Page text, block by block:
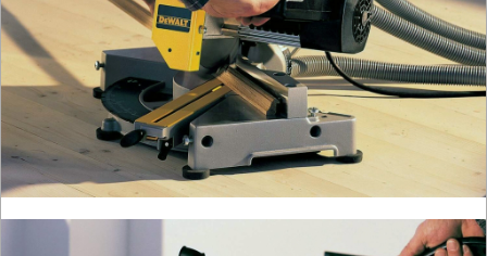
tokarki
ukośnice
wiertarki
stołowe
OBRÓBKA
METALU